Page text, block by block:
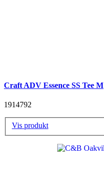
Craft ADV Essence SS Tee M
1914792
Vis produkt